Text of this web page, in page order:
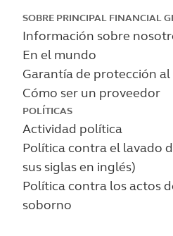
SOBRE PRINCIPAL FINANCIAL
Información sobre
En el mundo
Garantía de protección
Cómo ser un proveedor
POLÍTICAS
Actividad política
Política contra el lavado
sus siglas en inglés)
Política contra los actos
soborno